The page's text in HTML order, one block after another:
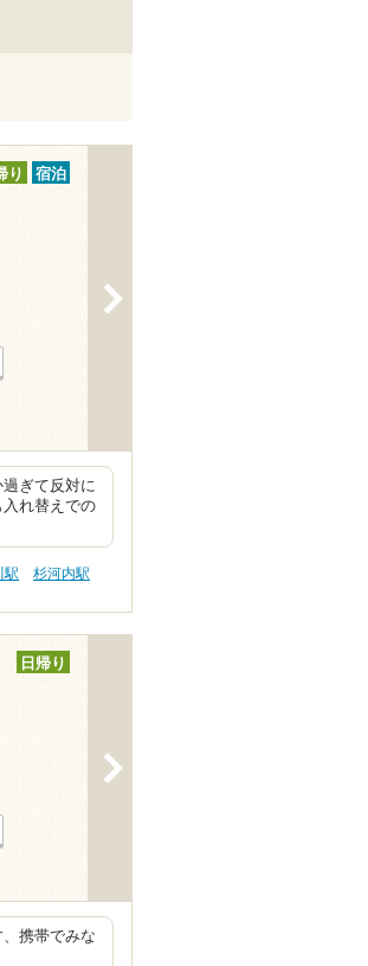
り 宿泊
ぎて反対に
れ替えでの
駅
杉河内駅
日帰り
携帯でみな